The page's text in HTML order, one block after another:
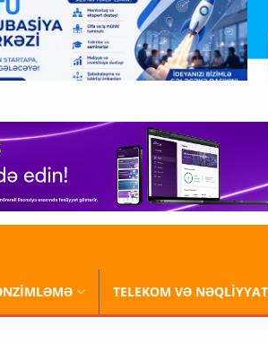
TELEKOM VƏ NƏQLİYYAT